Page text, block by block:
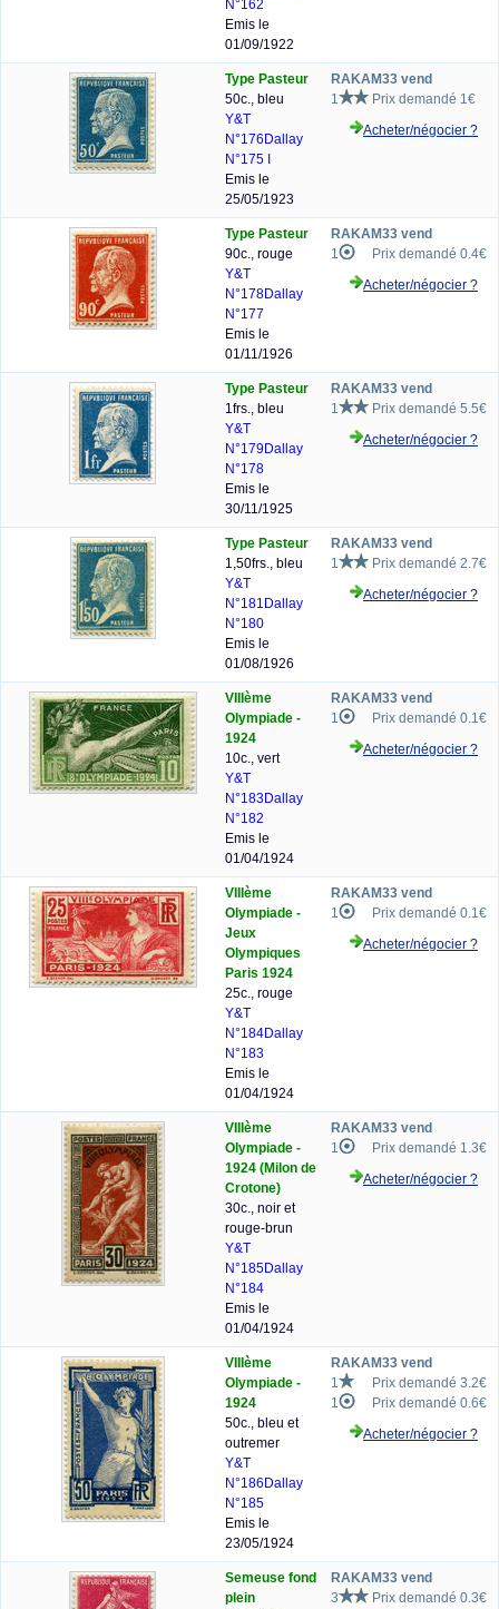
N°162
Emis le
01/09/1922
Type Pasteur
50c., bleu
Y&T
N°176 Dallay
N°175 I
Emis le
25/05/1923
RAKAM33 vend
1
Prix demandé 1€
Acheter/négocier ?
Type Pasteur
90c., rouge
Y&T
N°178Dallay
N°177
Emis le
01/11/1926
RAKAM33 vend
1
Prix demandé 0.4€
Acheter/négocier ?
Type Pasteur
1frs., bleu
Y&T
N°179Dallay
N°178
Emis le
30/11/1925
RAKAM33 vend
1
Prix demandé 5.5€
Acheter/négocier ?
Type Pasteur
1,50frs., bleu
Y&T
N°181 Dallay
N°180
Emis le
01/08/1926
RAKAM33 vend
1
Prix demandé 2.7€
Acheter/négocier ?
VIIIème
Olympiade -
1924
10c., vert
Y&T
N°183Dallay
N°182
Emis le
01/04/1924
RAKAM33 vend
1
Prix demandé 0.1€
Acheter/négocier ?
VIIIème
Olympiade -
Jeux
Olympiques
Paris 1924
25c., rouge
Y&T
N°184Dallay
N°183
Emis le
01/04/1924
RAKAM33 vend
1
Prix demandé 0.1€
Acheter/négocier ?
VIIIème
Olympiade -
1924 (Milon de
Crotone)
30c., noir et
rouge-brun
Y&T
N°185Dallay
N°184
Emis le
01/04/1924
RAKAM33 vend
1
Prix demandé 1.3€
Acheter/négocier ?
VIIIème
Olympiade -
1924
50c., bleu et
outremer
Y&T
N°186 Dallay
N°185
Emis le
23/05/1924
RAKAM33 vend
1
Prix demandé 3.2€
1
Prix demandé 0.6€
Acheter/négocier ?
Semeuse fond
plein
RAKAM33 vend
3
Prix demandé 0.3€